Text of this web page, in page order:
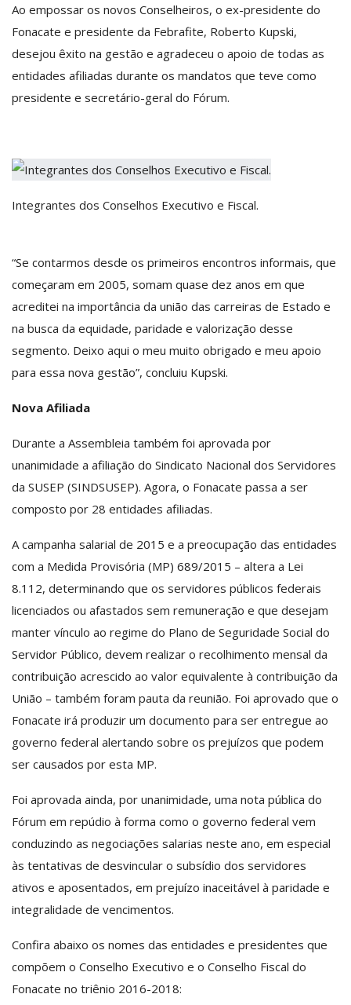
Ao empossar os novos Conselheiros, o ex-presidente do
Fonacate e presidente da Febrafite, Roberto Kupski,
desejou êxito na gestão e agradeceu o apoio de todas as
entidades afiliadas durante os mandatos que teve como
presidente e secretário-geral do Fórum.
Integrantes dos Conselhos Executivo e Fiscal.
“Se contarmos desde os primeiros encontros informais, que
começaram em 2005, somam quase dez anos em que
acreditei na importância da união das carreiras de Estado e
na busca da equidade, paridade e valorização desse
segmento. Deixo aqui o meu muito obrigado e meu apoio
para essa nova gestão”, concluiu Kupski.
Nova Afiliada
Durante a Assembleia também foi aprovada por
unanimidade a afiliação do Sindicato Nacional dos Servidores
da SUSEP (SINDSUSEP). Agora, o Fonacate passa a ser
composto por 28 entidades afiliadas.
A campanha salarial de 2015 e a preocupação das entidades
com a Medida Provisória (MP) 689/2015 – altera a Lei
8.112, determinando que os servidores públicos federais
licenciados ou afastados sem remuneração e que desejam
manter vínculo ao regime do Plano de Seguridade Social do
Servidor Público, devem realizar o recolhimento mensal da
contribuição acrescido ao valor equivalente à contribuição da
União – também foram pauta da reunião. Foi aprovado que o
Fonacate irá produzir um documento para ser entregue ao
governo federal alertando sobre os prejuízos que podem
ser causados por esta MP.
Foi aprovada ainda, por unanimidade, uma nota pública do
Fórum em repúdio à forma como o governo federal vem
conduzindo as negociações salarias neste ano, em especial
às tentativas de desvincular o subsídio dos servidores
ativos e aposentados, em prejuízo inaceitável à paridade e
integralidade de vencimentos.
Confira abaixo os nomes das entidades e presidentes que
compõem o Conselho Executivo e o Conselho Fiscal do
Fonacate no triênio 2016-2018: